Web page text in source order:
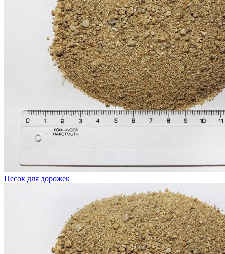
Песок для дорожек